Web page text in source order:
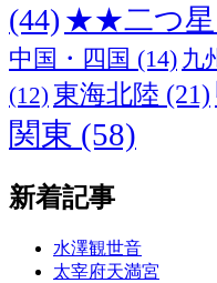
(44) ★★二つ星
中国・四国 (14) 九
(12) 東海北陸 (21)
関東 (58)
新着記事
水澤観世音
太宰府天満宮